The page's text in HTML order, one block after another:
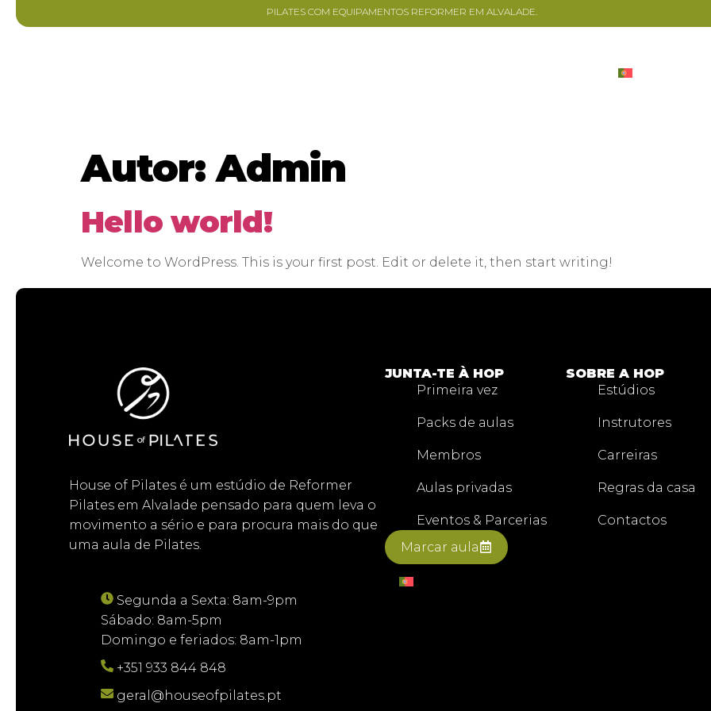
PILATES COM EQUIPAMENTOS REFORMER EM ALVALADE.
Autor:Admin
Hello world!
Welcome to WordPress. This is your first post. Edit or delete it, then start writing!
House of Pilates é um estúdio de Reformer
Pilates em Alvalade pensado para quem leva o
movimento a sério e para procura mais do que
uma aula de Pilates.
Segunda a Sexta: 8am-9pm
Sábado: 8am-5pm
Domingo e feriados: 8am-1pm
+351 933 844 848
geral@houseofpilates.pt
JUNTA-TE À HOP
Primeira vez
Packs de aulas
Membros
Aulas privadas
Eventos & Parcerias
Marcar aula
SOBRE A HOP
Estúdios
Instrutores
Carreiras
Regras da casa
Contactos